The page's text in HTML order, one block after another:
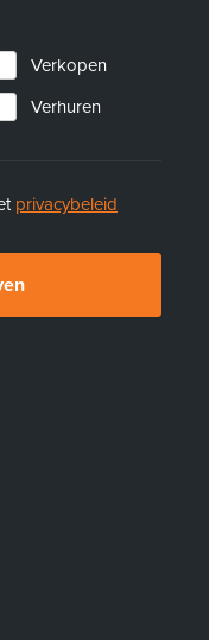
Verkopen
Verhuren
privacybeleid